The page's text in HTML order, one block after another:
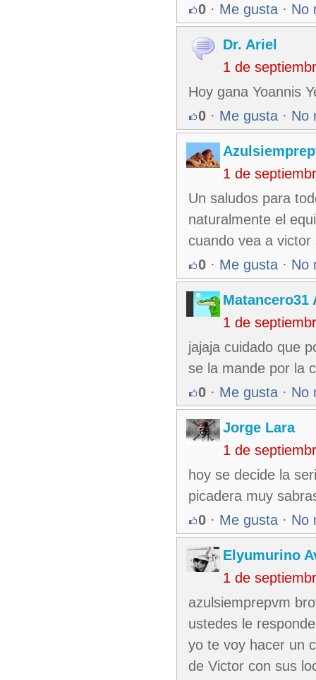
0 · Me gusta · No
Dr. Ariel
1 de
Hoy gana Yoannis
0 · Me gusta · No
1 de
Un saludos para
naturalmente el
cuando vea a victor
0 · Me gusta · No
Matancero31
1 de
jajaja cuidado que
se la mande por la
0 · Me gusta · No
Jorge Lara
1 de
hoy se decide la
picadera muy
0 · Me gusta · No
Elyumurino
1 de
azulsiemprepvm
ustedes le
yo te voy hacer un
de Victor con sus